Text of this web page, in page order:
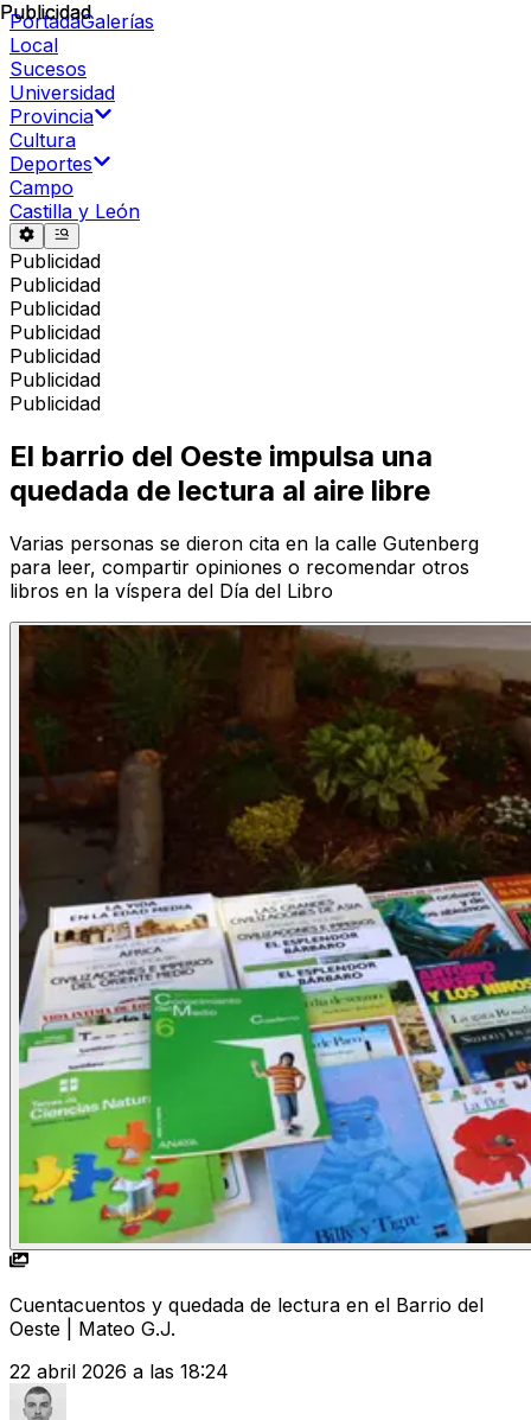
PortadaGalerías
Local
Sucesos
Universidad
Provincia
Cultura
Deportes
Campo
Castilla y León
Publicidad
Publicidad
Publicidad
Publicidad
Publicidad
Publicidad
Publicidad
Publicidad
El barrio del Oeste impulsa una
quedada de lectura al aire libre
Varias personas se dieron cita en la calle Gutenberg
para leer, compartir opiniones o recomendar otros
libros en la víspera del Día del Libro
Cuentacuentos y quedada de lectura en el Barrio del
Oeste | Mateo G.J.
22 abril 2026 a las 18:24
Publicidad